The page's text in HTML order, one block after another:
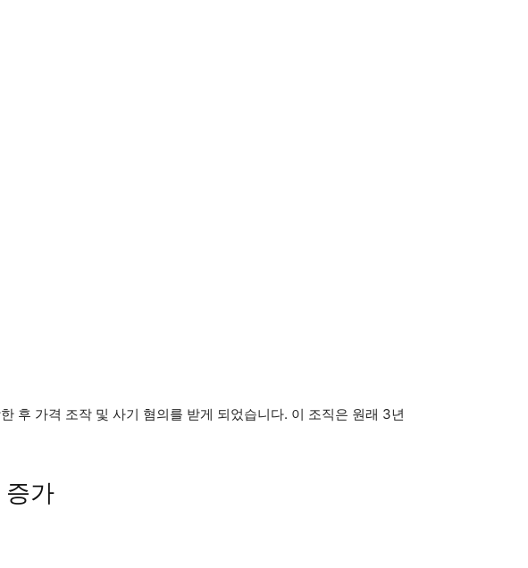
후 가격 조작 및 사기 혐의를 받게 되었습니다. 이 조직은 원래 3년
증가